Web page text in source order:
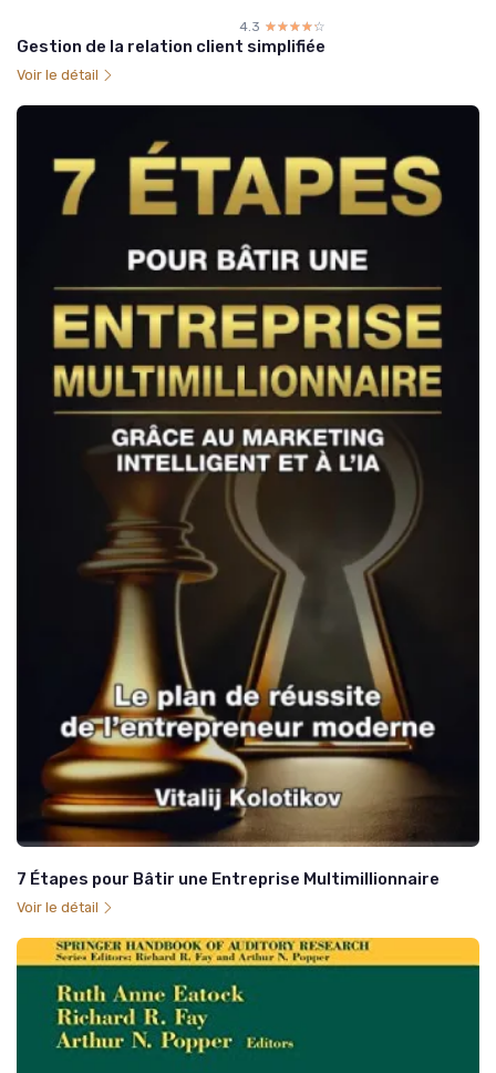
4.3 ☆☆☆☆☆
★★★★★
Gestion de la relation client simplifiée
Voir le détail
7 Étapes pour Bâtir une Entreprise Multimillionnaire
Voir le détail